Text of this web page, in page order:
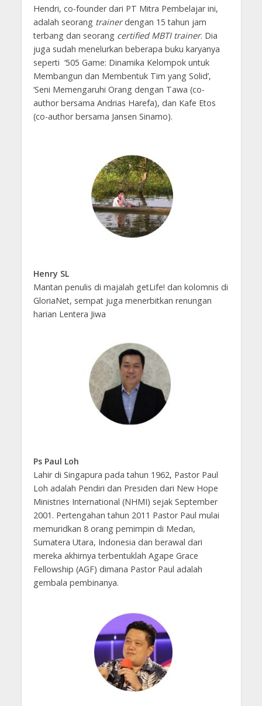
Hendri, co-founder dari PT Mitra Pembelajar ini,
adalah seorang trainerdengan 15 tahun jam
terbang dan seorang certified MBTI trainer. Dia
juga sudah menelurkan beberapa buku karyanya
seperti ‘505 Game: Dinamika Kelompok untuk
Membangun dan Membentuk Tim yang Solid’,
‘Seni Memengaruhi Orang dengan Tawa (co-
author bersama Andrias Harefa), dan Kafe Etos
(co-author bersama Jansen Sinamo).
Henry SL
Mantan penulis di majalah getLife! dan kolomnis di
GloriaNet, sempat juga menerbitkan renungan
harian Lentera Jiwa
Ps Paul Loh
Lahir di Singapura pada tahun 1962, Pastor Paul
Loh adalah Pendiri dan Presiden dari New Hope
Ministries International (NHMI) sejak September
2001. Pertengahan tahun 2011 Pastor Paul mulai
memuridkan 8 orang pemimpin di Medan,
Sumatera Utara, Indonesia dan berawal dari
mereka akhirnya terbentuklah Agape Grace
Fellowship (AGF) dimana Pastor Paul adalah
gembala pembinanya.